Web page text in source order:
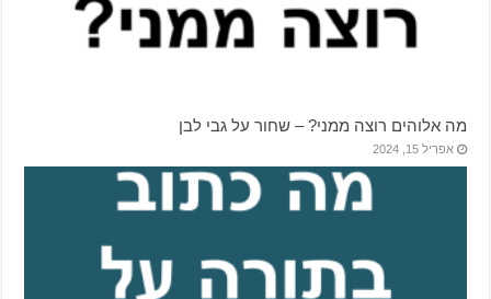
מה אלוהים רוצה ממני? – שחור על גבי לבן
אפריל 15, 2024